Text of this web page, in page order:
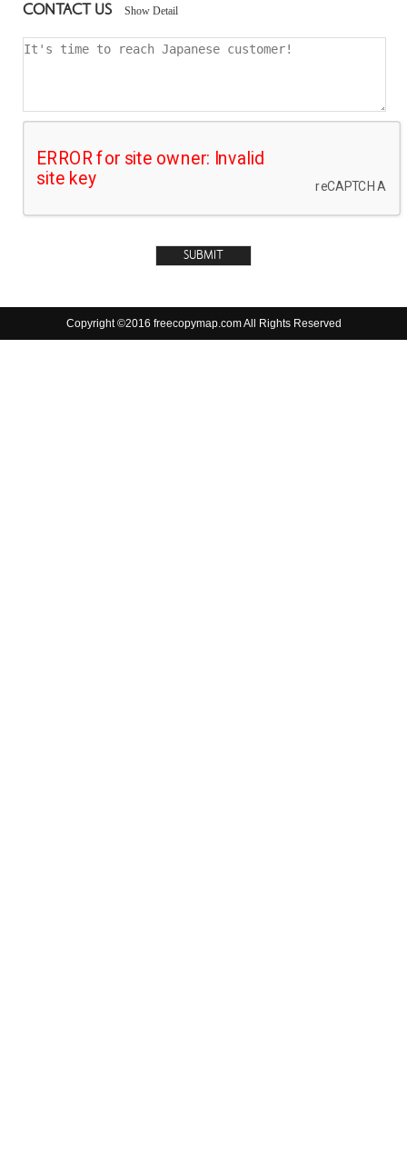
CONTACT US Show Detail
Copyright ©2016 freecopymap.com All Rights Reserved